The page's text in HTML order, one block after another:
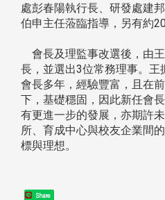
處彭春陽執行長、研發處建
伯申主任蒞臨指導，另有約
會長及理監事改選後，由
長，並選出3位常務理事。王
會長多年，經驗豐富，且在
下，基礎穩固，因此新任會
有更進一步的發展，亦期許
所、育成中心與校友企業間
標與理想。
Share